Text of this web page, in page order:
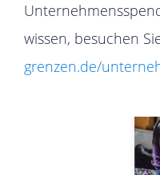
wissen, besuchen
grenzen.de/